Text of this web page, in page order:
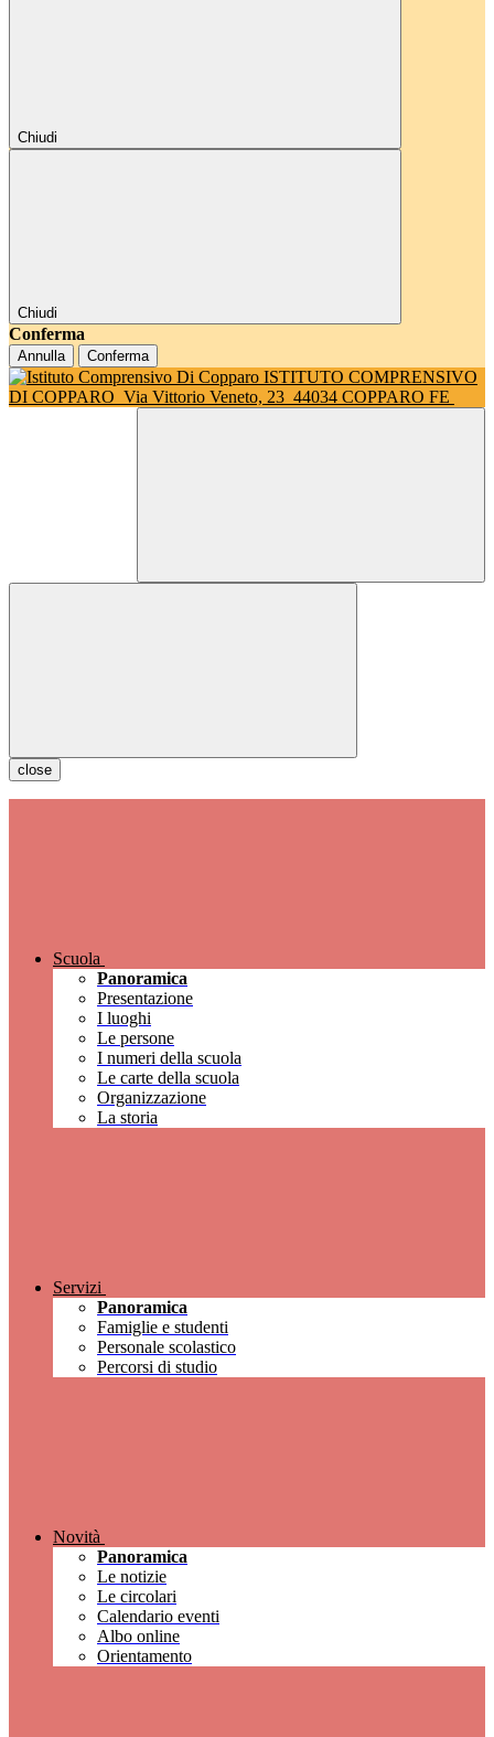
Chiudi
Chiudi
Conferma
Annulla Conferma
ISTITUTO COMPRENSIVO
DI COPPARO Via Vittorio Veneto, 23 44034 COPPARO FE
close
Scuola
Panoramica
Presentazione
I luoghi
Le persone
I numeri della scuola
Le carte della scuola
Organizzazione
La storia
Servizi
Panoramica
Famiglie e studenti
Personale scolastico
Percorsi di studio
Novità
Panoramica
Le notizie
Le circolari
Calendario eventi
Albo online
Orientamento